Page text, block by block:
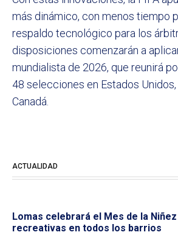
más dinámico, con menos tiempo
respaldo tecnológico para los
disposiciones comenzarán a
mundialista de 2026, que reunirá
48 selecciones en Estados
Canadá.
ACTUALIDAD
Lomas celebrará el Mes de la
recreativas en todos los barrios